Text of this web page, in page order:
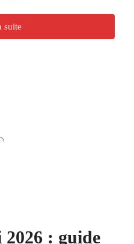
suite
: guide